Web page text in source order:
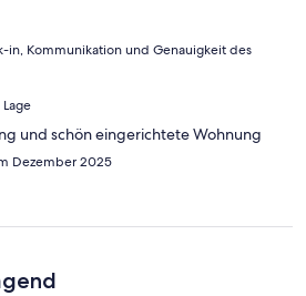
in, Kommunikation und Genauigkeit des
und schön eingerichtete Wohnung
Dezember 2025